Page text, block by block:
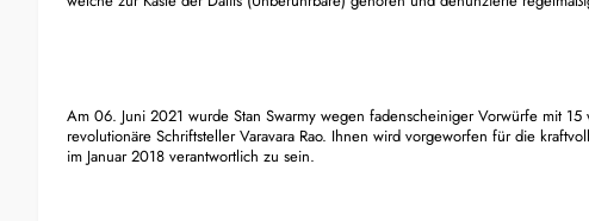
Am 06. Juni 2021 wurde Stan Swarmy wegen fadenscheiniger Vorwürfe mit
revolutionäre Schriftsteller Varavara Rao. Ihnen wird vorgeworfen für die
im Januar 2018 verantwortlich zu sein.